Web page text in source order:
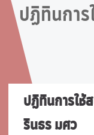
ปฏิทินการ
ปฎิทินการใช้
รินธร มศว